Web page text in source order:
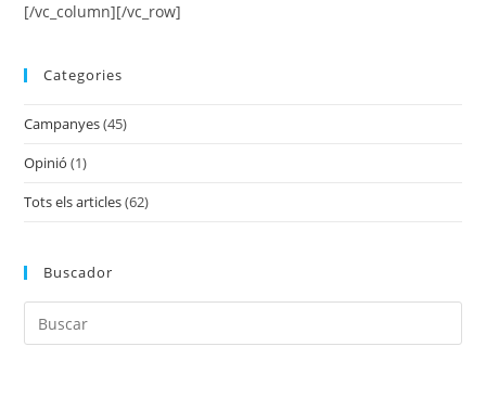
[/vc_column][/vc_row]
Categories
Campanyes(45)
Opinió (1)
Tots els articles(62)
Buscador